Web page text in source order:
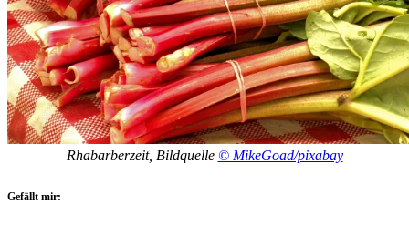
Rhabarberzeit, Bildquelle © MikeGoad/pixabay
Gefällt mir: